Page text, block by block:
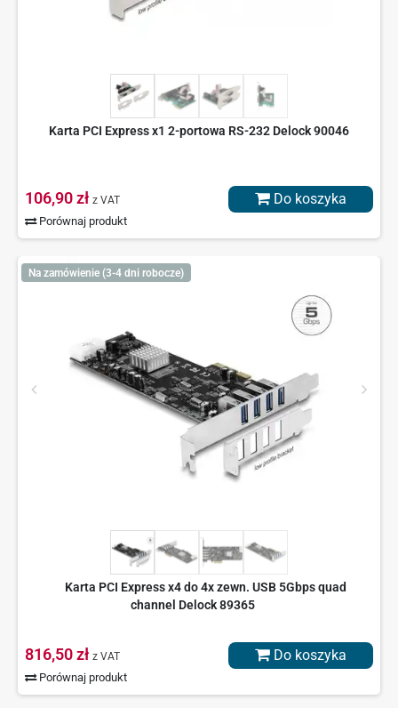
Karta PCI Express x1 2-portowa RS-232 Delock 90046
106,90 zł z VAT
Porównaj produkt
Do koszyka
Na zamówienie (3-4 dni robocze)
Karta PCI Express x4 do 4x zewn. USB 5Gbps quad
channel Delock 89365
816,50 zł z VAT
Porównaj produkt
Do koszyka